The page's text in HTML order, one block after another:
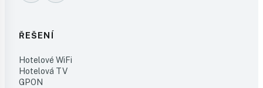
ŘEŠENÍ
Hotelové WiFi
Hotelová TV
GPON